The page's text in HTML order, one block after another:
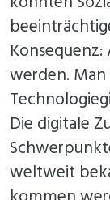
werden. Man
Die digitale
weltweit